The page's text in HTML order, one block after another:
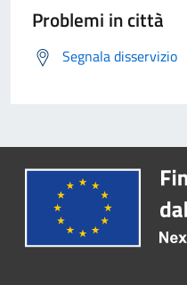
Problemi in città
Segnala disservizio